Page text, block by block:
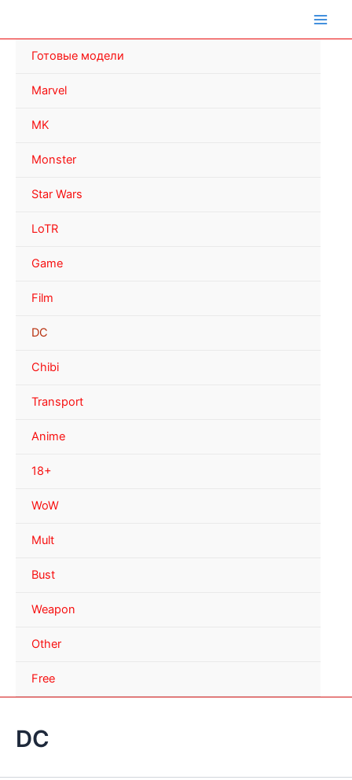
Готовые модели
Marvel
MK
Monster
Star Wars
LoTR
Game
Film
DC
Chibi
Transport
Anime
18+
WoW
Mult
Bust
Weapon
Other
Free
DC